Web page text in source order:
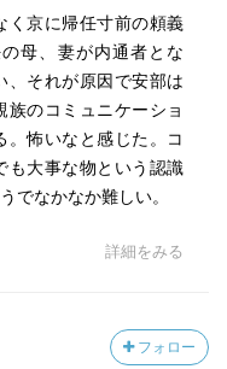
安部氏の朝廷との和議
た。
、愚かな味方である
の金によって敵を作
て、これから戦を始
ちすぎる「力」が罪
なれば、そこからは
に付した。
く京に帰任寸前の頼義
母、妻が内通者とな
、それが原因で安部は
のコミュニケーショ
。怖いなと感じた。コ
も大事な物という認識
でなかなか難しい。
詳細をみる
フォロー